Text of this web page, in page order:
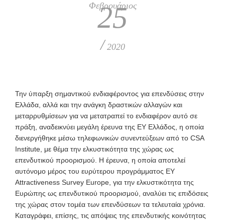
Φεβρουάριος
25
/ 2020
Την ύπαρξη σημαντικού ενδιαφέροντος για επενδύσεις στην
Ελλάδα, αλλά και την ανάγκη δραστικών αλλαγών και
μεταρρυθμίσεων για να μετατραπεί το ενδιαφέρον αυτό σε
πράξη, αναδεικνύει μεγάλη έρευνα της ΕΥ Ελλάδος, η οποία
διενεργήθηκε μέσω τηλεφωνικών συνεντεύξεων από το CSA
Institute, με θέμα την ελκυστικότητα της χώρας ως
επενδυτικού προορισμού. Η έρευνα, η οποία αποτελεί
αυτόνομο μέρος του ευρύτερου προγράμματος EY
Attractiveness Survey Europe , για την ελκυστικότητα της
Ευρώπης ως επενδυτικού προορισμού, αναλύει τις επιδόσεις
της χώρας στον τομέα των επενδύσεων τα τελευταία χρόνια.
Καταγράφει, επίσης, τις απόψεις της επενδυτικής κοινότητας